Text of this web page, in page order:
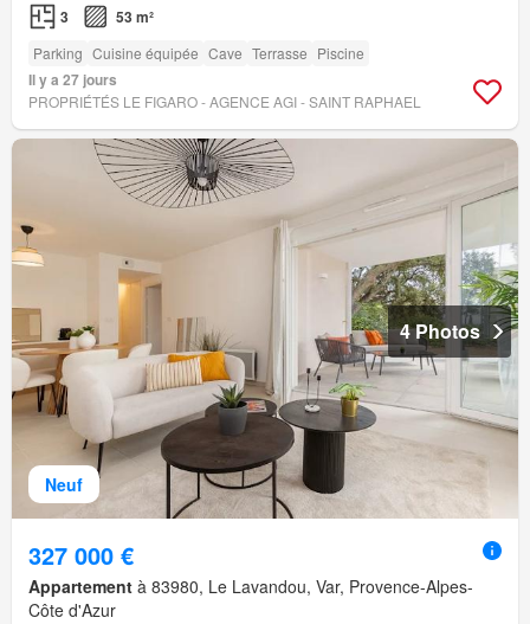
3 53 m²
Parking Cuisine équipée Cave Terrasse Piscine
Il y a 27 jours
PROPRIÉTÉS LE FIGARO - AGENCE AGI - SAINT RAPHAEL
Neuf
4 Photos
327 000 €
Appartement à 83980, Le Lavandou, Var, Provence-Alpes-
Côte d'Azur